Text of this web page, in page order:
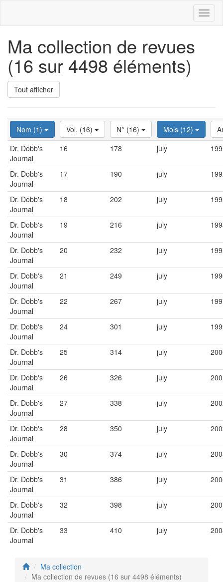
Ma collection de revues
(16 sur 4498 éléments)
Tout afficher
Nom (1) Vol. (16) N° (16) Mois (12)
Dr. Dobb's
Journal
16 178 july
Dr. Dobb's
Journal
17 190 july
Dr. Dobb's
Journal
18 202 july
Dr. Dobb's
Journal
19 216 july
Dr. Dobb's
Journal
20 232 july
Dr. Dobb's
Journal
21 249 july
Dr. Dobb's
Journal
22 267 july
Dr. Dobb's
Journal
24 301 july
Dr. Dobb's
Journal
25 314 july
Dr. Dobb's
Journal
26 326 july
Dr. Dobb's
Journal
27 338 july
Dr. Dobb's
Journal
28 350 july
Dr. Dobb's
Journal
30 374 july
Dr. Dobb's
Journal
31 386 july
Dr. Dobb's
Journal
32 398 july
Dr. Dobb's
Journal
33 410 july
Ma collection
Ma collection de revues (16 sur 4498 éléments)